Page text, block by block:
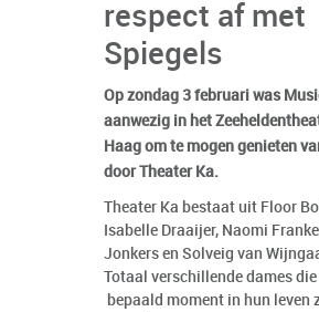
respect af met
Spiegels
Op zondag 3 februari was
aanwezig in het
Haag om te mogen genieten
door Theater Ka.
Theater Ka bestaat uit Floor
Isabelle Draaijer, Naomi
Jonkers en Solveig van
Totaal verschillende dames die
bepaald moment in hun leven